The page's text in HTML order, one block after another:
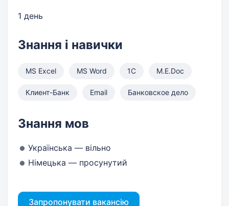
1 день
Знання і навички
MS Excel MS Word 1С M.E.Doc
Клиент-Банк Email Банковское дело
Знання мов
Українська — вільно
Німецька — просунутий
Запропонувати вакансію